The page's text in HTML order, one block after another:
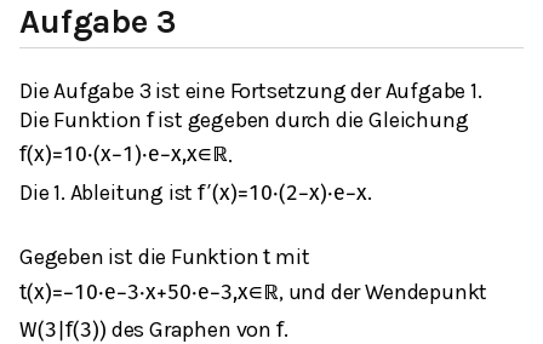
Aufgabe 3
Die Aufgabe 3 ist eine Fortsetzung der Aufgabe 1.
Die Funktion f ist gegeben durch die Gleichung
f(x)=10⋅(x−1 )⋅e−x,x∈ ℝ.
Die 1. Ableitung ist f′(x)=10⋅(2−x)⋅e−x.
Gegeben ist die Funktiontmit
t(x)=−10⋅e−3⋅x+50⋅e−3,x∈ ℝ, und der Wendepunkt
W(3 f(3)) des Graphen von f.